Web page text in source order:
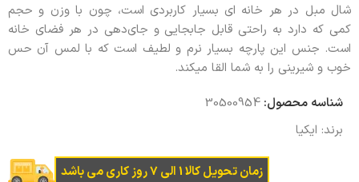
شال مبل در هر خانه ای بسیار کاربردی است، چون با وزن و حجم
کمی که دارد به راحتی قابل جابجایی و جای‌دهی در هر فضای خانه
است. جنس این پارچه بسیار نرم و لطیف است که با لمس آن حس
خوب و شیرینی را به شما القا میکند.
شناسه محصول:30500954
برند: ایکیا
زمان تحویل کالا 1 الی 7 روز کاری می باشد